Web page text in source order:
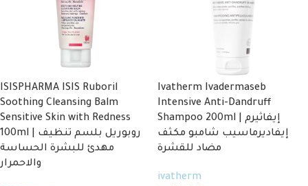
ISISPHARMA ISIS Ruboril
Soothing Cleansing Balm
Sensitive Skin with Redness
100ml | روبوريل بلسم تنظيف
مهدئ للبشرة الحساسة
والاحمرار
Ivatherm Ivadermaseb
Intensive Anti-Dandruff
Shampoo 200ml | إيفاثيرم
إيفاديرماسيب شامبو مكثف
مضاد للقشرة
ivatherm